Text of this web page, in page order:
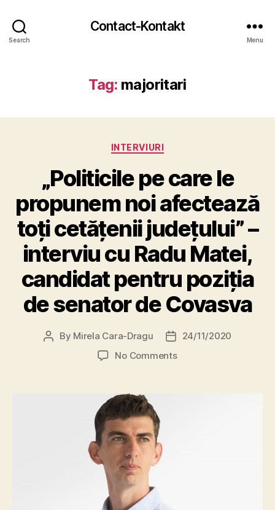
Search
Contact-Kontakt
Menu
Tag: majoritari
Categories
INTERVIURI
„Politicile pe care le
propunem noi afectează
toți cetățenii județului” –
interviu cu Radu Matei,
candidat pentru poziția
de senator de Covasva
Post
By Mirela Cara-Dragu
Post24/11/2020
No Commentson